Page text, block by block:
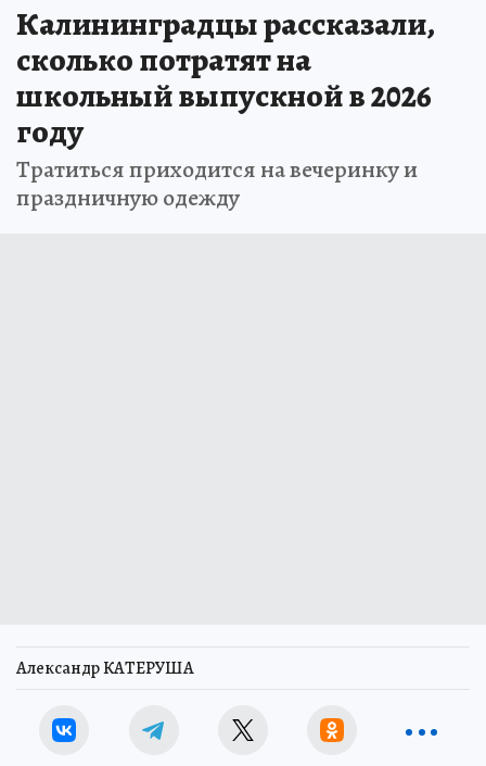
Калининградцы рассказали,
сколько потратят на
школьный выпускной в 2026
году
Тратиться приходится на вечеринку и
праздничную одежду
Александр КАТЕРУША